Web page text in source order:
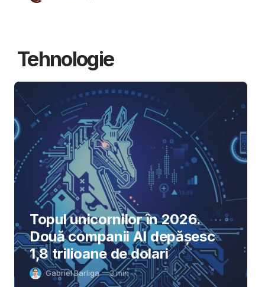
Tehnologie
Topul unicornilor în 2026.
Două companii AI depășesc
1,8 trilioane de dolari
Gabriel Barliga 3min